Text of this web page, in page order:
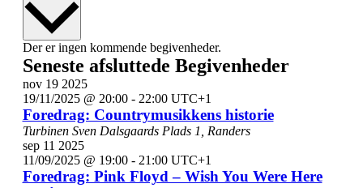
Kalender
af
Begivenheder
Der er ingen kommende begivenheder.
Seneste afsluttede Begivenheder
nov 19 2025
19/11/2025 @ 20:00- 22:00 UTC+1
Foredrag: Countrymusikkens historie
Turbinen Sven Dalsgaards Plads 1, Randers
sep 11 2025
11/09/2025 @ 19:00- 21:00 UTC+1
Foredrag: Pink Floyd – Wish You Were Here